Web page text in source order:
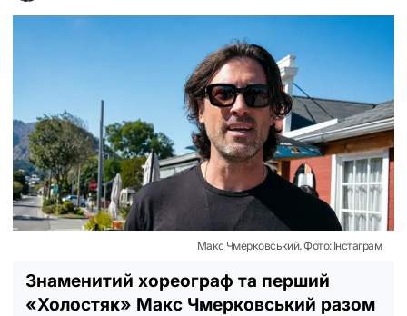
Макс Чмерковський. Фото: Інстаграм
Знаменитий хореограф та перший
«Холостяк» Макс Чмерковський разом